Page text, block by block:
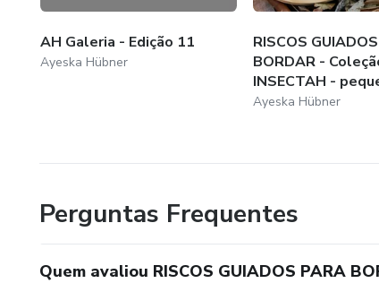
AH Galeria - Edição 11
Ayeska Hübner
RISCOS
BORDAR -
INSECTAH -
Ayeska Hübner
Perguntas Frequentes
Quem avaliou RISCOS GUIADOS PARA